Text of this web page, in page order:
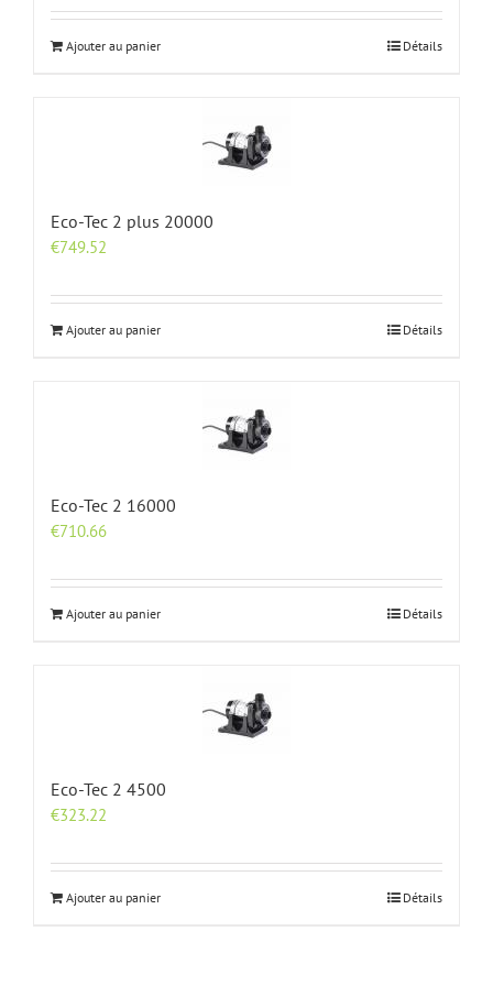
Ajouter au panier Détails
Eco-Tec 2 plus 20000
€749.52
Ajouter au panier Détails
Eco-Tec 2 16000
€710.66
Ajouter au panier Détails
Eco-Tec 2 4500
€323.22
Ajouter au panier Détails